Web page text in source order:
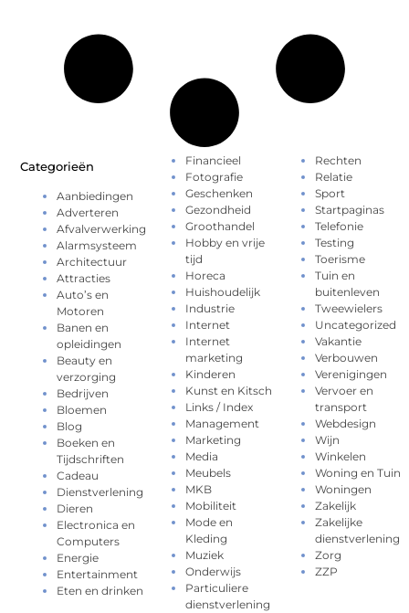
Categorieën
Aanbiedingen
Adverteren
Afvalverwerking
Alarmsysteem
Architectuur
Attracties
Auto’s en
Motoren
Banen en
opleidingen
Beauty en
verzorging
Bedrijven
Bloemen
Blog
Boeken en
Tijdschriften
Cadeau
Dienstverlening
Dieren
Electronica en
Computers
Energie
Entertainment
Eten en drinken
Financieel
Fotografie
Geschenken
Gezondheid
Groothandel
Hobby en vrije
tijd
Horeca
Huishoudelijk
Industrie
Internet
Internet
marketing
Kinderen
Kunst en Kitsch
Links / Index
Management
Marketing
Media
Meubels
MKB
Mobiliteit
Mode en
Kleding
Muziek
Onderwijs
Particuliere
dienstverlening
Rechten
Relatie
Sport
Startpaginas
Telefonie
Testing
Toerisme
Tuin en
buitenleven
Tweewielers
Uncategorized
Vakantie
Verbouwen
Verenigingen
Vervoer en
transport
Webdesign
Wijn
Winkelen
Woning en Tuin
Woningen
Zakelijk
Zakelijke
dienstverlening
Zorg
ZZP